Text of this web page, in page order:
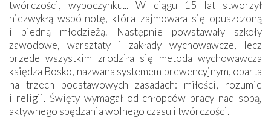
twórczości, wypoczynku... W ciągu 15 lat stworzył
niezwykłą wspólnotę, która zajmowała się opuszczoną
i biedną młodzieżą. Następnie powstawały szkoły
zawodowe, warsztaty i zakłady wychowawcze, lecz
przede wszystkim zrodziła się metoda wychowawcza
księdza Bosko, nazwana systemem prewencyjnym, oparta
na trzech podstawowych zasadach: miłości, rozumie
i religii. Święty wymagał od chłopców pracy nad sobą,
aktywnego spędzania wolnego czasu i twórczości.